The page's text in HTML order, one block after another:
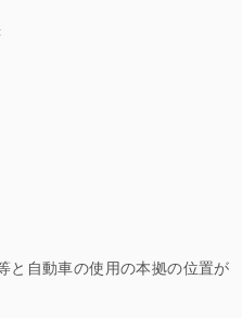
と自動車の使用の本拠の位置が